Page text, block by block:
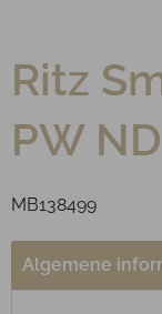
Ritz
PW
MB138499
Algemene